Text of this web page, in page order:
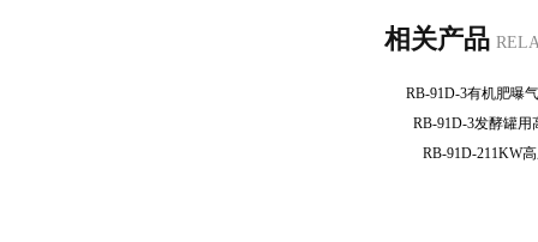
相关产品
RB-91D-3有机肥
RB-91D-3发酵罐
RB-91D-211KW